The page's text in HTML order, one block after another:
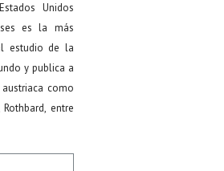
Unidos
es la más
estudio de la
y publica a
como
Rothbard, entre